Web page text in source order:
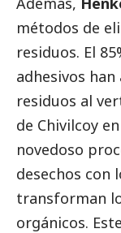
métodos de
residuos. El
adhesivos
residuos al
de Chivilcoy
novedoso
desechos con
transforman
orgánicos.